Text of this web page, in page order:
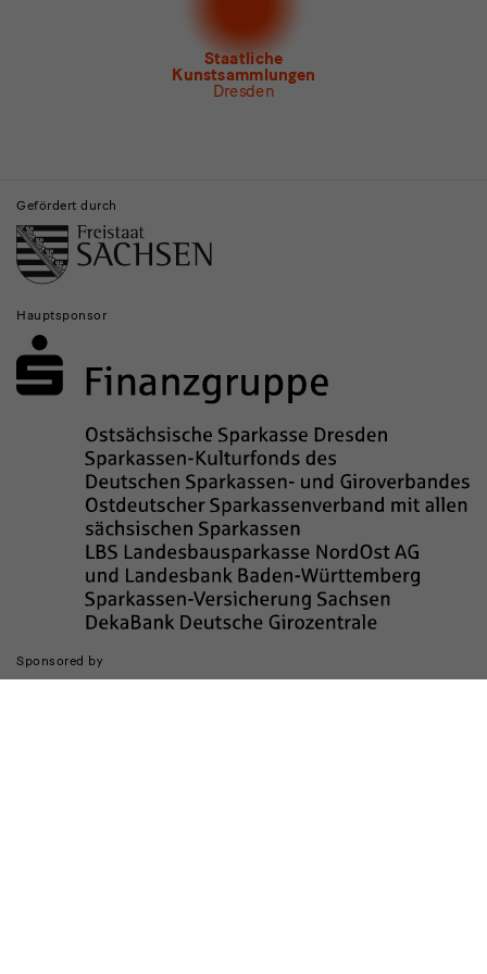
Museum für Sächsische Volkskunst
Staatliche
Kunstsammlungen
Dresden
Museen
und
Institutionen
Gefördert durch
Hauptsponsor
Sponsored by